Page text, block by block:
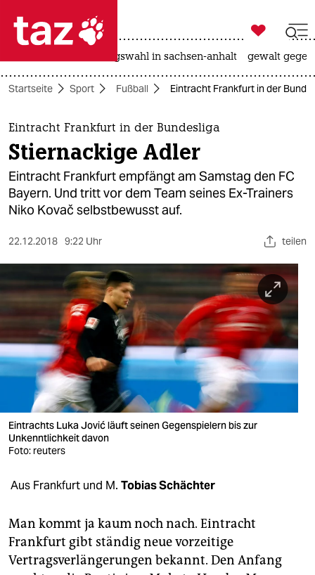
 taz zahl ich
taz zahl ich
themen
politik
öko
sport
berlin
nord
wahrheit
verlag
verlag
shop
fragen & hilfe
unterstützen

taz zahl ich
landtagswahl in sachsen-anhalt gewalt
Startseite Sport Fußball Eintracht Frankfurt in der
Eintracht Frankfurt in der Bundesliga
Stiernackige Adler
Eintracht Frankfurt empfängt am Samstag den FC
Bayern. Und tritt vor dem Team seines Ex-Trainers
Niko Kovač selbstbewusst auf.
22.12.2018 9:22 Uhr teilen
Eintrachts Luka Jović läuft seinen Gegenspielern bis zur
Unkenntlichkeit davon
Foto: reuters
Aus Frankfurt und M. Tobias Schächter
Man kommt ja kaum noch nach. Eintracht
Frankfurt gibt ständig neue vorzeitige
Vertragsverlängerungen bekannt. Den Anfang